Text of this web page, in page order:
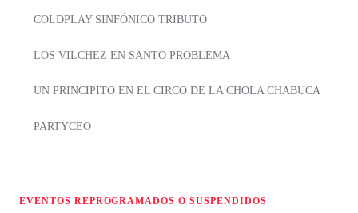
COLDPLAY SINFÓNICO TRIBUTO
LOS VILCHEZ EN SANTO PROBLEMA
UN PRINCIPITO EN EL CIRCO DE LA CHOLA CHABUCA
PARTYCEO
EVENTOS REPROGRAMADOS O SUSPENDIDOS